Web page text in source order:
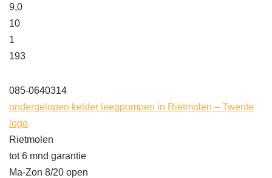
9,0
10
1
193
085-0640314
ondergelopen kelder leegpompen in Rietmolen – Twente
logo
Rietmolen
tot 6 mnd garantie
Ma-Zon 8/20 open